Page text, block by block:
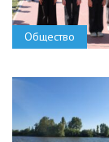
Общество